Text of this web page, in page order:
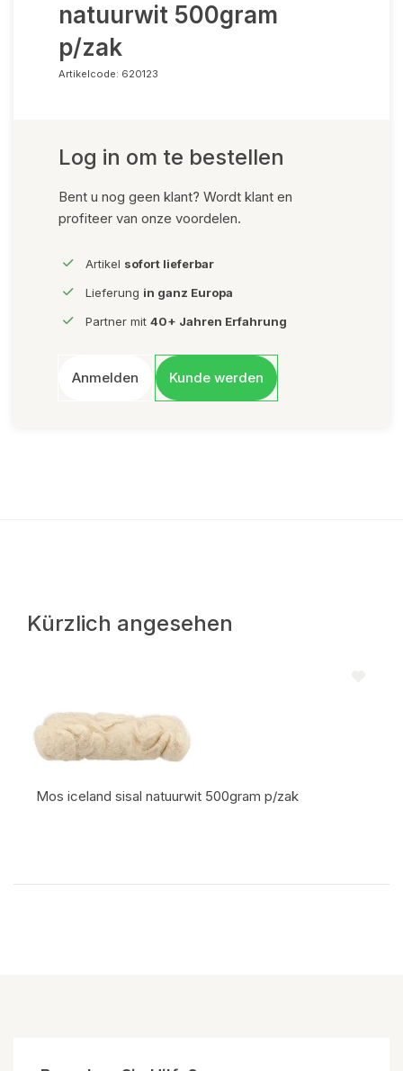
natuurwit 500gram
p/zak
Artikelcode: 620123
Log in om te bestellen
Bent u nog geen klant? Wordt klant en
profiteer van onze voordelen.
Artikel sofort lieferbar
Lieferung in ganz Europa
Partner mit 40+ Jahren Erfahrung
Anmelden Kunde werden
Kürzlich angesehen
Mos iceland sisal natuurwit 500gram p/zak